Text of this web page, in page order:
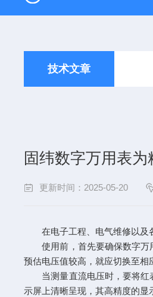
技术文章
固纬数字万用表
更新时间：2025-05-20
在电子工程、电气维修以及
使用前，首先要确保数字万用
预估电压值较高，就应切换至相
当测量直流电压时，要将红表
示屏上清晰呈现，其高精度的显